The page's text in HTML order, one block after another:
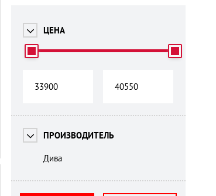
ЦЕНА
ПРОИЗВОДИТЕЛЬ
Дива